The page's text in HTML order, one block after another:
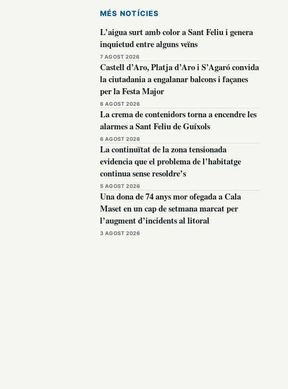
MÉS NOTÍCIES
L’aigua surt amb color a Sant Feliu i genera
inquietud entre alguns veïns
7 AGOST 2026
Castell d’Aro, Platja d’Aro i S’Agaró convida
la ciutadania a engalanar balcons i façanes
per la Festa Major
6 AGOST 2026
La crema de contenidors torna a encendre les
alarmes a Sant Feliu de Guíxols
6 AGOST 2026
La continuïtat de la zona tensionada
evidencia que el problema de l’habitatge
continua sense resoldre’s
5 AGOST 2026
Una dona de 74 anys mor ofegada a Cala
Maset en un cap de setmana marcat per
l’augment d’incidents al litoral
3 AGOST 2026